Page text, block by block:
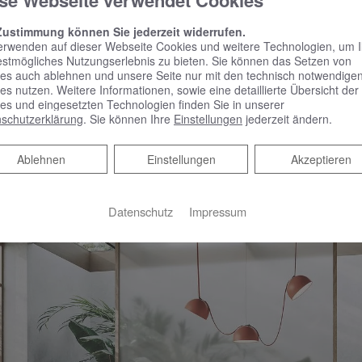
sich Diez darauf, dass alle Bestandteile später problemlos
Kaldewei haben mit der OYO DUO ein sehr schönes
Art demokratisiert. Die doppelwandige, von
Prozent aus kreislauffähiger und damit nachhaltiger Stahl-
möglich.
können Sie jederzeit widerrufen.
auf dieser Webseite Cookies und weitere Technologien, um
Nutzungserlebnis zu bieten. Sie können das Setzen von
auch ablehnen und unsere Seite nur mit den technisch notwendigen
nutzen. Weitere Informationen, sowie eine detaillierte Übersicht der
und eingesetzten Technologien finden Sie in unserer
. Sie können Ihre Einstellungen jederzeit ändern.
Akzeptieren
Einstellungen
Ablehnen
Ablehnen
Datenschutz Impressum